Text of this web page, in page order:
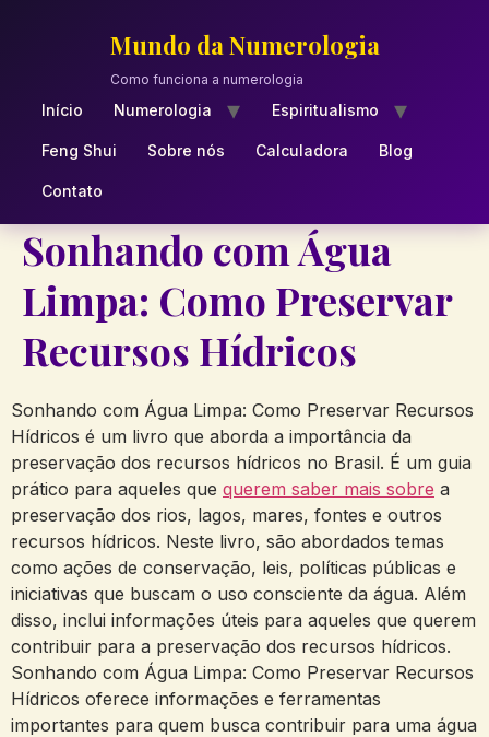
Mundo da Numerologia
Como funciona a numerologia
Início Numerologia Espiritualismo
Feng Shui Sobre nós Calculadora Blog
Contato
Sonhando com Água
Limpa: Como Preservar
Recursos Hídricos
Sonhando com Água Limpa: Como Preservar Recursos
Hídricos é um livro que aborda a importância da
preservação dos recursos hídricos no Brasil. É um guia
prático para aqueles que querem saber mais sobre a
preservação dos rios, lagos, mares, fontes e outros
recursos hídricos. Neste livro, são abordados temas
como ações de conservação, leis, políticas públicas e
iniciativas que buscam o uso consciente da água. Além
disso, inclui informações úteis para aqueles que querem
contribuir para a preservação dos recursos hídricos.
Sonhando com Água Limpa: Como Preservar Recursos
Hídricos oferece informações e ferramentas
importantes para quem busca contribuir para uma água